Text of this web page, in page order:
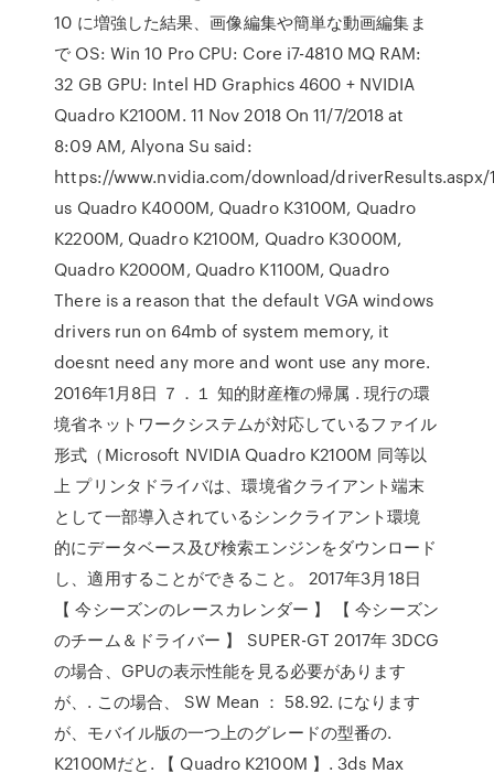
10 に増強した結果、画像編集や簡単な動画編集ま
で OS: Win 10 Pro CPU: Core i7-4810 MQ RAM:
32 GB GPU: Intel HD Graphics 4600 + NVIDIA
Quadro K2100M. 11 Nov 2018 On 11/7/2018 at
8:09 AM, Alyona Su said:
https://www.nvidia.com/download/driverResults.aspx/
us Quadro K4000M, Quadro K3100M, Quadro
K2200M, Quadro K2100M, Quadro K3000M,
Quadro K2000M, Quadro K1100M, Quadro
There is a reason that the default VGA windows
drivers run on 64mb of system memory, it
doesnt need any more and wont use any more.
2016年1月8日 ７．１ 知的財産権の帰属 . 現行の環
境省ネットワークシステムが対応しているファイル
形式（Microsoft NVIDIA Quadro K2100M 同等以
上 プリンタドライバは、環境省クライアント端末
として一部導入されているシンクライアント環境
的にデータベース及び検索エンジンをダウンロード
し、適用することができること。 2017年3月18日
【 今シーズンのレースカレンダー 】 【 今シーズン
のチーム＆ドライバー 】 SUPER-GT 2017年 3DCG
の場合、GPUの表示性能を見る必要があります
が、. この場合、 SW Mean ： 58.92. になります
が、モバイル版の一つ上のグレードの型番の.
K2100Mだと. 【 Quadro K2100M 】. 3ds Max